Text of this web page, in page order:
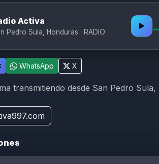
Activa
Pedro Sula, Honduras · RADIO
WhatsApp X
transmitiendo desde San Pedro